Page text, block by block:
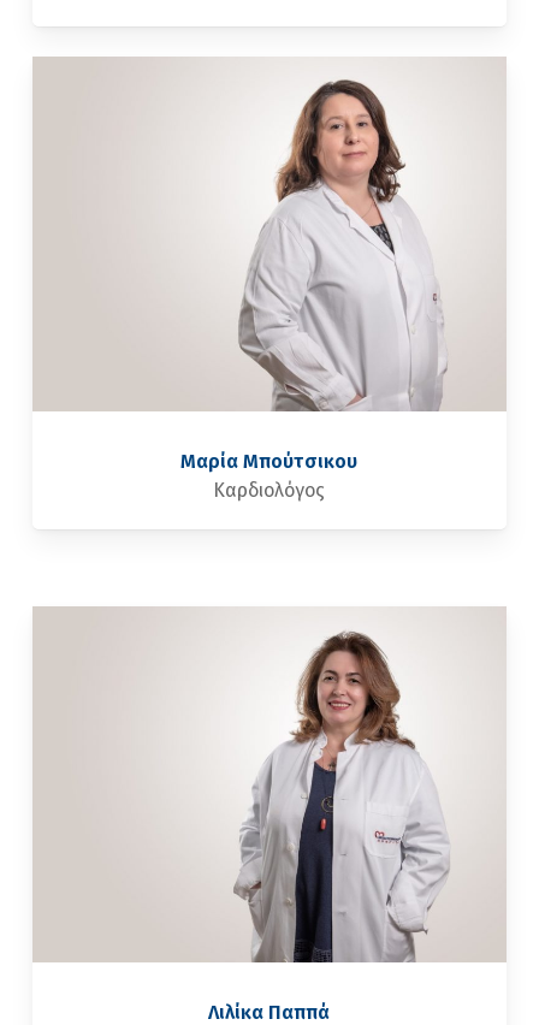
Μαρία Μπούτσικου
Καρδιολόγος
Λιλίκα Παππά